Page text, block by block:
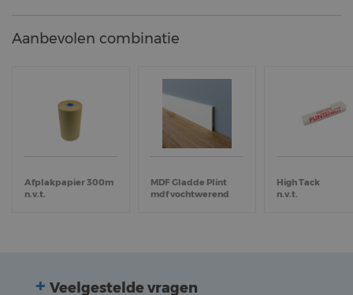
Aanbevolen combinatie
Afplakpapier 300m
n.v.t.
MDF Gladde Plint
mdf vochtwerend
High Tack
n.v.t.
Veelgestelde vragen